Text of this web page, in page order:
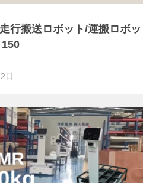
行搬送ロボット/運搬ロボッ
日